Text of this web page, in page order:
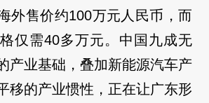
售价约100万元人民币，而
仅需40多万元。中国九成无
产业基础，叠加新能源汽车产
移的产业惯性，正在让广东形